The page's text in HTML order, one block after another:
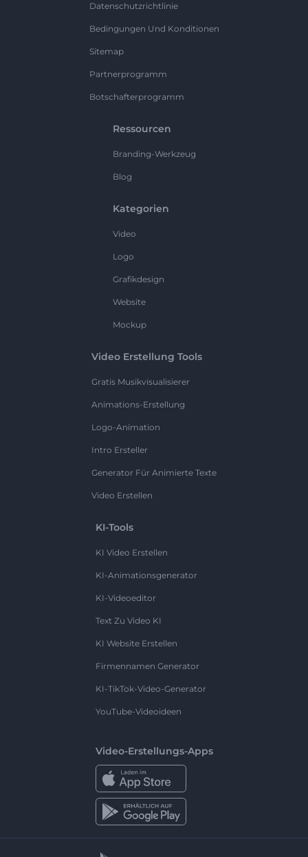
Datenschutzrichtlinie
Bedingungen Und Konditionen
Sitemap
Partnerprogramm
Botschafterprogramm
Ressourcen
Branding-Werkzeug
Blog
Kategorien
Video
Logo
Grafikdesign
Website
Mockup
Video Erstellung Tools
Gratis Musikvisualisierer
Animations-Erstellung
Logo-Animation
Intro Ersteller
Generator Für Animierte Texte
Video Erstellen
KI-Tools
KI Video Erstellen
KI-Animationsgenerator
KI-Videoeditor
Text Zu Video KI
KI Website Erstellen
Firmennamen Generator
KI-TikTok-Video-Generator
YouTube-Videoideen
Video-Erstellungs-Apps